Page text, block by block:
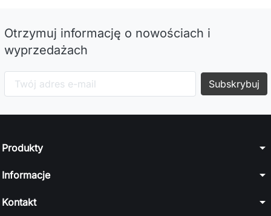
Otrzymuj informację o nowościach i
wyprzedażach
Produkty arrow_drop_down
Informacje arrow_drop_down
Kontakt arrow_drop_down